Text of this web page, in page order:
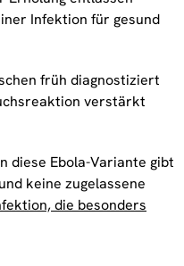
Infektion für gesund
früh diagnostiziert
verstärkt
diese Ebola-Variante gibt
keine zugelassene
die besonders